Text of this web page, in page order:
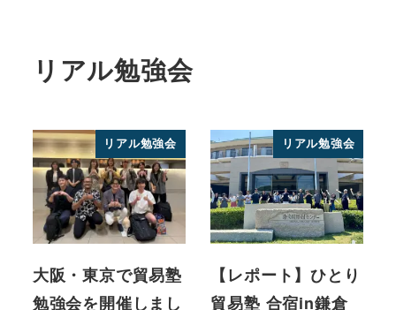
リアル勉強会
リアル勉強会
大阪・東京で貿易塾
勉強会を開催しまし
リアル勉強会
【レポート】ひとり
貿易塾 合宿in鎌倉